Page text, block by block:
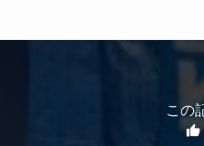
この